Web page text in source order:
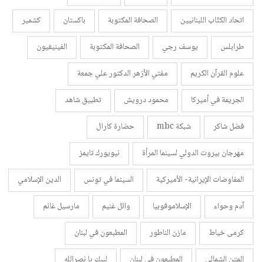
اتحاد الكتّاب اللبنانيين
الصحافة المكتوبة باكستان
كشمير
طرابلس
يوسف رجي الصحافة المكتوبة
الفينيقيون
علوم القرآن الكريم
مفتي الأزهر الدكتور علي جمعة
الجريمة في أميركا
محمود درويش
تطبيق شاهد
فضل شاكر
شبكة mbc
حضارة كارال
مهرجان بيروت الدولي لسينما المرأة
نيويورك تايمز
المفاوضات الإيرانية- الأميركية
السينما في تونس
الدين الإسلامي
آدم وحواء
الإسلاموفوبيا وائل غنيم
مارسيل غانم
كرمى خياط
مازن الناطور
المطبعون في لبنان